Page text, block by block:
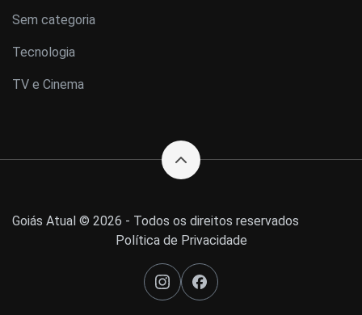
Sem categoria
Tecnologia
TV e Cinema
Goiás Atual © 2026 - Todos os direitos reservados
Política de Privacidade